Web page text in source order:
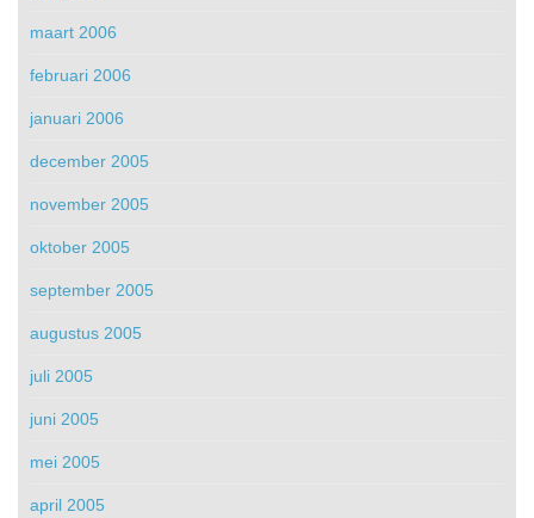
maart 2006
februari 2006
januari 2006
december 2005
november 2005
oktober 2005
september 2005
augustus 2005
juli 2005
juni 2005
mei 2005
april 2005